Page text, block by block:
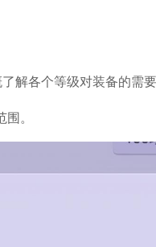
解各个等级对装备的需要
。